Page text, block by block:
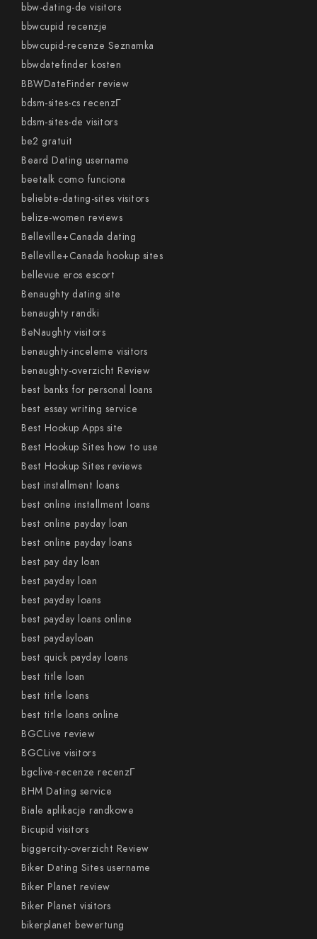
bbw-dating-de visitors
bbwcupid recenzje
bbwcupid-recenze Seznamka
bbwdatefinder kosten
BBWDateFinder review
bdsm-sites-cs recenzГ­
bdsm-sites-de visitors
be2 gratuit
Beard Dating username
beetalk como funciona
beliebte-dating-sites visitors
belize-women reviews
Belleville+Canada dating
Belleville+Canada hookup sites
bellevue eros escort
Benaughty dating site
benaughty randki
BeNaughty visitors
benaughty-inceleme visitors
benaughty-overzicht Review
best banks for personal loans
best essay writing service
Best Hookup Apps site
Best Hookup Sites how to use
Best Hookup Sites reviews
best installment loans
best online installment loans
best online payday loan
best online payday loans
best pay day loan
best payday loan
best payday loans
best payday loans online
best paydayloan
best quick payday loans
best title loan
best title loans
best title loans online
BGCLive review
BGCLive visitors
bgclive-recenze recenzГ­
BHM Dating service
Biale aplikacje randkowe
Bicupid visitors
biggercity-overzicht Review
Biker Dating Sites username
Biker Planet review
Biker Planet visitors
bikerplanet bewertung